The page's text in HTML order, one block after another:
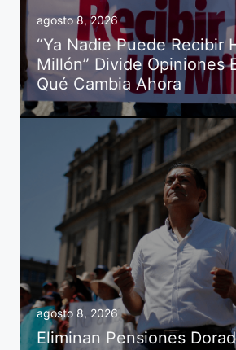
agosto 8, 2026
“Ya Nadie Puede Recibir
Millón” Divide Opiniones
Qué Cambia Ahora
agosto 8, 2026
Eliminan Pensiones